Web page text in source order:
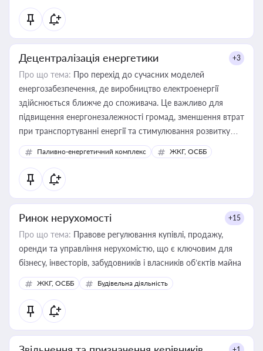
Децентралізація енергетики +3
Про що тема: Про перехід до сучасних моделей
енергозабезпечення, де виробництво електроенергії
здійснюється ближче до споживача. Це важливо для
підвищення енергонезалежності громад, зменшення втрат
при транспортуванні енергії та стимулювання розвитку
відновлюваних джерел
Паливно-енергетичний комплекс ЖКГ, ОСББ
Ринок нерухомості +15
Про що тема: Правове регулювання купівлі, продажу,
оренди та управління нерухомістю, що є ключовим для
бізнесу, інвесторів, забудовників і власників об’єктів майна
ЖКГ, ОСББ Будівельна діяльність